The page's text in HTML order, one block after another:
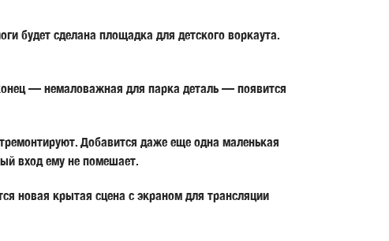
будет сделана площадка для детского воркаута.
— немаловажная для парка деталь — появится
Добавится даже еще одна маленькая
вход ему не помешает.
новая крытая сцена с экраном для трансляции